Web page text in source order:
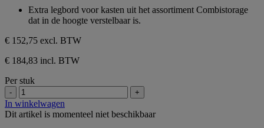
sterren.
Extra legbord voor kasten uit het assortiment Combistorage
dat in de hoogte verstelbaar is.
€ 152,75 excl. BTW
€ 184,83 incl. BTW
Per stuk
- +
In winkelwagen
Dit artikel is momenteel niet beschikbaar